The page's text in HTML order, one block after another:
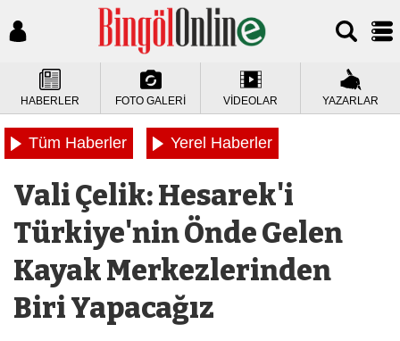
HABERLER FOTO GALERİ VİDEOLAR YAZARLAR
Tüm Haberler Yerel Haberler
Vali Çelik: Hesarek'i
Türkiye'nin Önde Gelen
Kayak Merkezlerinden
Biri Yapacağız